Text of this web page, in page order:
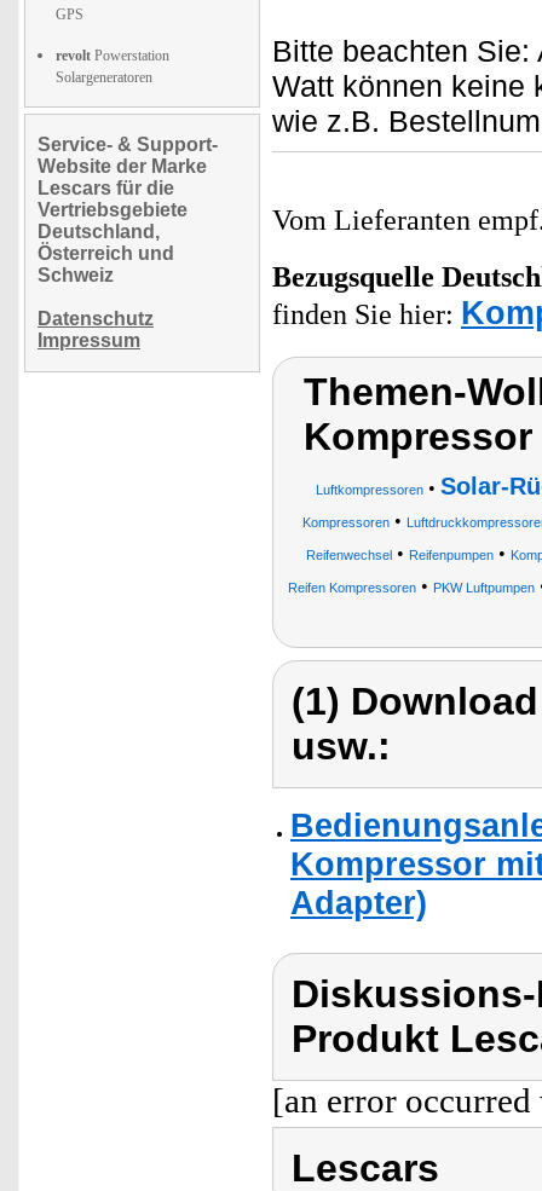
GPS
revolt Powerstation
Solargeneratoren
Service- & Support-
Website der Marke
Lescars für die
Vertriebsgebiete
Deutschland,
Österreich und
Schweiz
Datenschutz
Impressum
Bitte beachten
Watt können keine
wie z.B.
Vom Lieferanten
Bezugsquelle
finden Sie hier:
Themen-
Kompressor
Luftkompressoren • Solar-
Kompressoren•
Reifenwechsel • Reifenpumpen •
Reifen Kompressoren • PKW Luftpumpen
(1)
usw.:
Kompressor
Adapter)
Produkt
[an error
Lescars